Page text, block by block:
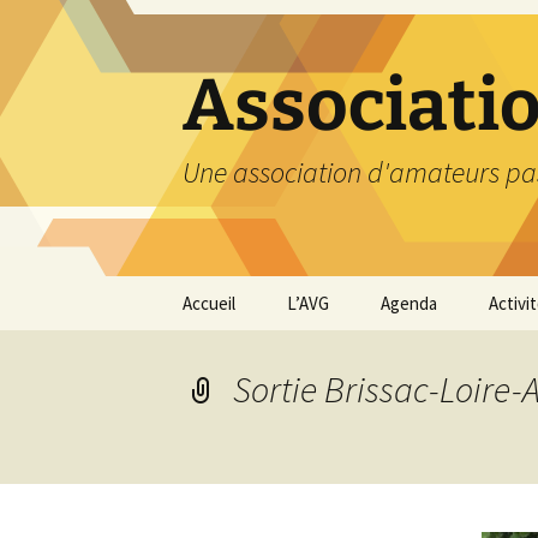
contenu
Une association d'amateurs
Accueil L’AVG
Adhésion
Agenda
Sortie Brissac-Loire-